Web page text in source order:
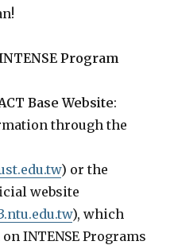
Program
Base Website:
through the
) or the
website
), which
INTENSE Programs